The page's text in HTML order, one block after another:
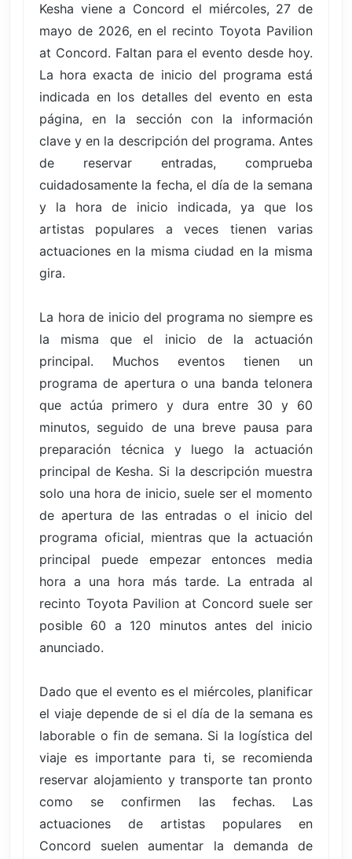
Kesha viene a Concord el miércoles, 27 de
mayo de 2026, en el recinto Toyota Pavilion
at Concord. Faltan para el evento desde hoy.
La hora exacta de inicio del programa está
indicada en los detalles del evento en esta
página, en la sección con la información
clave y en la descripción del programa. Antes
de reservar entradas, comprueba
cuidadosamente la fecha, el día de la semana
y la hora de inicio indicada, ya que los
artistas populares a veces tienen varias
actuaciones en la misma ciudad en la misma
gira.
La hora de inicio del programa no siempre es
la misma que el inicio de la actuación
principal. Muchos eventos tienen un
programa de apertura o una banda telonera
que actúa primero y dura entre 30 y 60
minutos, seguido de una breve pausa para
preparación técnica y luego la actuación
principal de Kesha. Si la descripción muestra
solo una hora de inicio, suele ser el momento
de apertura de las entradas o el inicio del
programa oficial, mientras que la actuación
principal puede empezar entonces media
hora a una hora más tarde. La entrada al
recinto Toyota Pavilion at Concord suele ser
posible 60 a 120 minutos antes del inicio
anunciado.
Dado que el evento es el miércoles, planificar
el viaje depende de si el día de la semana es
laborable o fin de semana. Si la logística del
viaje es importante para ti, se recomienda
reservar alojamiento y transporte tan pronto
como se confirmen las fechas. Las
actuaciones de artistas populares en
Concord suelen aumentar la demanda de